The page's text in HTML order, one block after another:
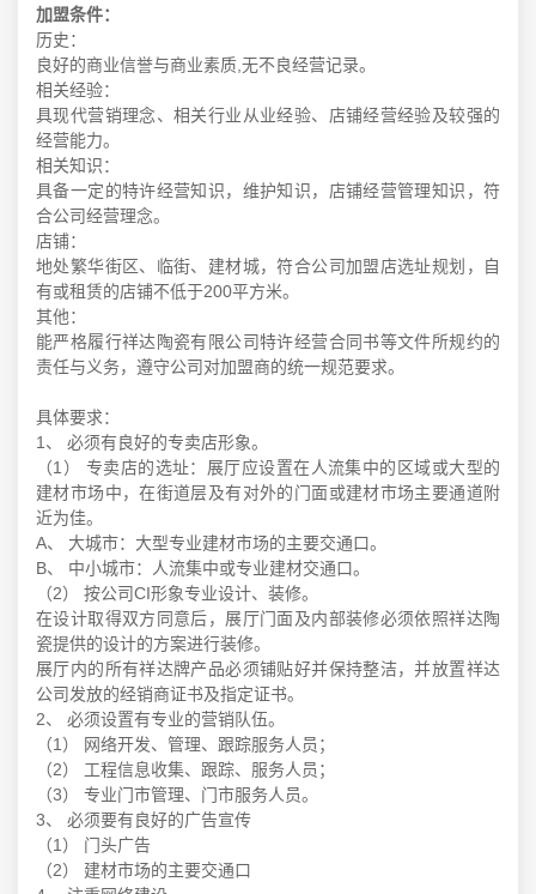
加盟条件：
历史：
良好的商业信誉与商业素质,无不良经营记录。
相关经验：
具现代营销理念、相关行业从业经验、店铺经营经验及较强的
经营能力。
相关知识：
具备一定的特许经营知识，维护知识，店铺经营管理知识，符
合公司经营理念。
店铺：
地处繁华街区、临街、建材城，符合公司加盟店选址规划，自
有或租赁的店铺不低于200平方米。
其他：
能严格履行祥达陶瓷有限公司特许经营合同书等文件所规约的
责任与义务，遵守公司对加盟商的统一规范要求。
具体要求：
1、 必须有良好的专卖店形象。
（1） 专卖店的选址：展厅应设置在人流集中的区域或大型的
建材市场中，在街道层及有对外的门面或建材市场主要通道附
近为佳。
A、 大城市：大型专业建材市场的主要交通口。
B、 中小城市：人流集中或专业建材交通口。
（2） 按公司CI形象专业设计、装修。
在设计取得双方同意后，展厅门面及内部装修必须依照祥达陶
瓷提供的设计的方案进行装修。
展厅内的所有祥达牌产品必须铺贴好并保持整洁，并放置祥达
公司发放的经销商证书及指定证书。
2、 必须设置有专业的营销队伍。
（1） 网络开发、管理、跟踪服务人员；
（2） 工程信息收集、跟踪、服务人员；
（3） 专业门市管理、门市服务人员。
3、 必须要有良好的广告宣传
（1） 门头广告
（2） 建材市场的主要交通口